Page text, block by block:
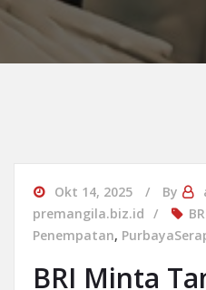
Okt 14, 2025 By
premangila.biz.id
Penempatan,
BRI Minta